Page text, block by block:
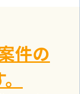
件の